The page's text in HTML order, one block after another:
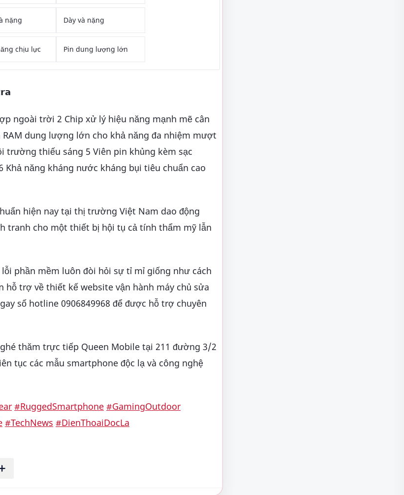
nặng Dày và nặng
chịu lực Pin dung lượng lớn
ngoài trời 2 Chip xử lý hiệu năng mạnh mẽ cân
dung lượng lớn cho khả năng đa nhiệm mượt
trường thiếu sáng 5 Viên pin khủng kèm sạc
năng kháng nước kháng bụi tiêu chuẩn cao
hiện nay tại thị trường Việt Nam dao động
tranh cho một thiết bị hội tụ cả tính thẩm mỹ lẫn
phần mềm luôn đòi hỏi sự tỉ mỉ giống như cách
hỗ trợ về thiết kế website vận hành máy chủ sửa
số hotline 0906849968 để được hỗ trợ chuyên
thăm trực tiếp Queen Mobile tại 211 đường 3/2
tục các mẫu smartphone độc lạ và công nghệ
#RuggedSmartphone #GamingOutdoor
#TechNews #DienThoaiDocLa